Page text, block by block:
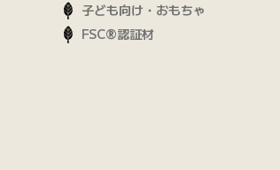
子ども向け・おもちゃ
FSC®認証材